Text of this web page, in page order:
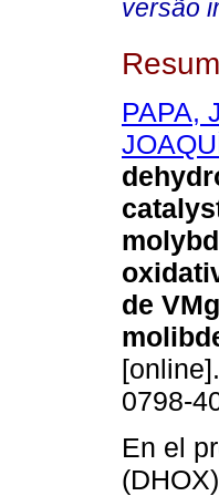
versão
PAPA,
de
0798-
En el